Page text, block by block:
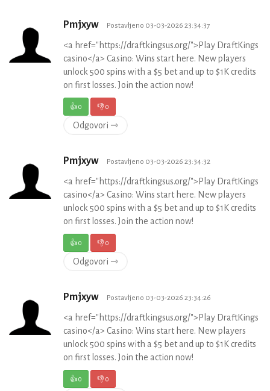
Pmjxyw Postavljeno 03-03-2026 23:34:37
<a href="https://draftkingsus.org/">Play DraftKings
casino</a> Casino: Wins start here. New players
unlock 500 spins with a $5 bet and up to $1K credits
on first losses. Join the action now!
👍0 👎0
Odgovori ⇾
Pmjxyw Postavljeno 03-03-2026 23:34:32
<a href="https://draftkingsus.org/">Play DraftKings
casino</a> Casino: Wins start here. New players
unlock 500 spins with a $5 bet and up to $1K credits
on first losses. Join the action now!
👍0 👎0
Odgovori ⇾
Pmjxyw Postavljeno 03-03-2026 23:34:26
<a href="https://draftkingsus.org/">Play DraftKings
casino</a> Casino: Wins start here. New players
unlock 500 spins with a $5 bet and up to $1K credits
on first losses. Join the action now!
👍0 👎0